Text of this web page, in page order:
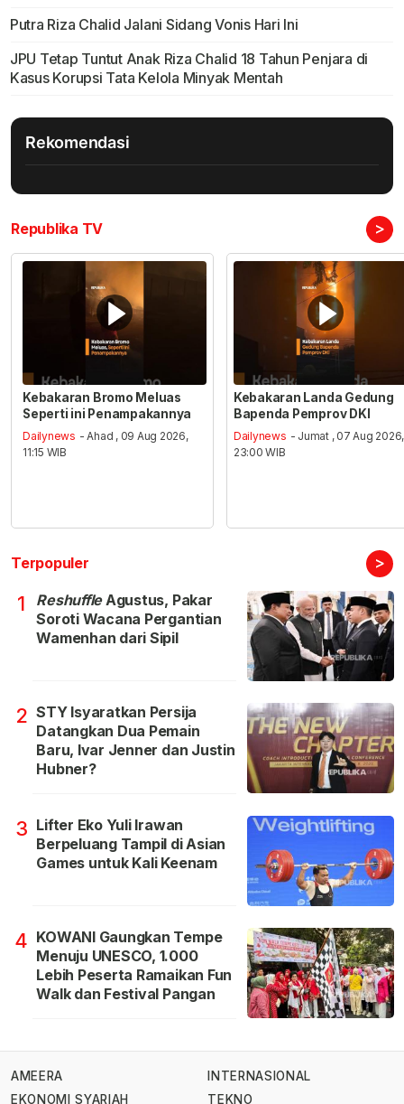
Putra Riza Chalid Jalani Sidang Vonis Hari Ini
JPU Tetap Tuntut Anak Riza Chalid 18 Tahun Penjara di
Kasus Korupsi Tata Kelola Minyak Mentah
Rekomendasi
Republika TV >
Kebakaran Bromo Meluas
Seperti ini Penampakannya
Dailynews - Ahad , 09 Aug 2026,
11:15 WIB
Kebakaran Landa Gedung
Bapenda Pemprov DKI
Dailynews - Jumat , 07 Aug 2026,
23:00 WIB
Terpopuler >
1 ReshuffleAgustus, Pakar
Soroti Wacana Pergantian
Wamenhan dari Sipil
2 STY Isyaratkan Persija
Datangkan Dua Pemain
Baru, Ivar Jenner dan Justin
Hubner?
3 Lifter Eko Yuli Irawan
Berpeluang Tampil di Asian
Games untuk Kali Keenam
4 KOWANI Gaungkan Tempe
Menuju UNESCO, 1.000
Lebih Peserta Ramaikan Fun
Walk dan Festival Pangan
AMEERA
EKONOMI SYARIAH
INTERNASIONAL
TEKNO